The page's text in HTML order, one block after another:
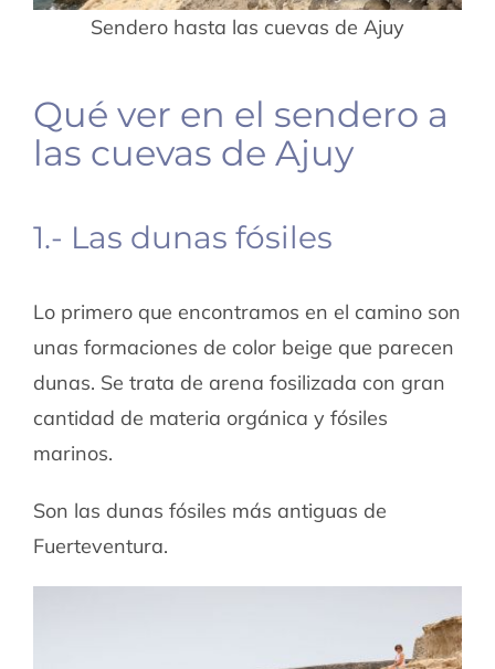
Sendero hasta las cuevas de Ajuy
Qué ver en el sendero a
las cuevas de Ajuy
1.- Las dunas fósiles
Lo primero que encontramos en el camino son
unas formaciones de color beige que parecen
dunas. Se trata de arena fosilizada con gran
cantidad de materia orgánica y fósiles
marinos.
Son las dunas fósiles más antiguas de
Fuerteventura.